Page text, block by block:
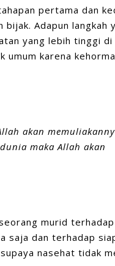
pertama dan
Adapun langkah
yang lebih tinggi di
umum karena
akan
maka Allah akan
murid
saja dan terhadap
nasehat tidak